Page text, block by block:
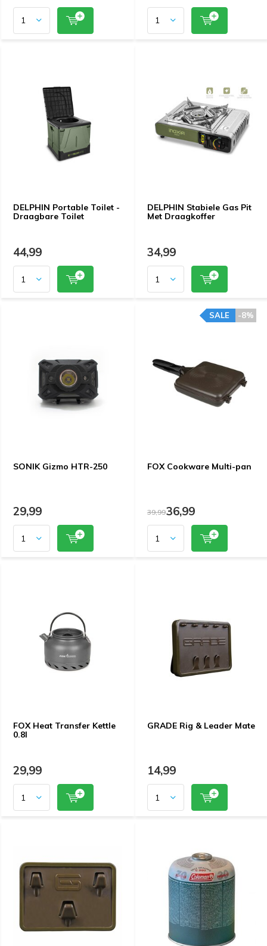
DELPHIN Portable Toilet -
Draagbare Toilet
44,99
DELPHIN Stabiele Gas Pit
Met Draagkoffer
34,99
SONIK Gizmo HTR-250
29,99
FOX Cookware Multi-pan
-8%
SALE
39,9936,99
FOX Heat Transfer Kettle
0.8l
29,99
GRADE Rig & Leader Mate
14,99